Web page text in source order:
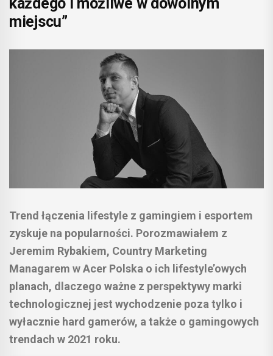
miejscu”
Trend łączenia lifestyle z gamingiem i esportem
zyskuje na popularności. Porozmawiałem z
Jeremim Rybakiem, Country Marketing
Managarem w Acer Polska o ich lifestyle’owych
planach, dlaczego ważne z perspektywy marki
technologicznej jest wychodzenie poza tylko i
wyłacznie hard gamerów, a także o gamingowych
trendach w 2021 roku.